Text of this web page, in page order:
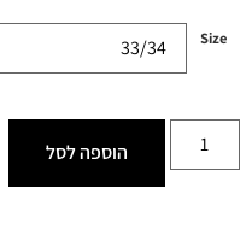
Size
הוספה לסל